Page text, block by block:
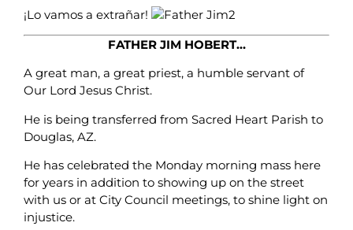
¡Lo vamos a extrañar!
FATHER JIM HOBERT…
A great man, a great priest, a humble servant of
Our Lord Jesus Christ.
He is being transferred from Sacred Heart Parish to
Douglas, AZ.
He has celebrated the Monday morning mass here
for years in addition to showing up on the street
with us or at City Council meetings, to shine light on
injustice.